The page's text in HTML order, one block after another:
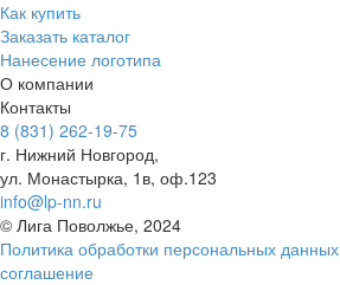
Как купить
Заказать каталог
Нанесение логотипа
О компании
Контакты
8 (831) 262-19-75
г. Нижний Новгород,
ул. Монастырка, 1в, оф.123
info@lp-nn.ru
© Лига Поволжье, 2024
Политика обработки персональных данных
соглашение